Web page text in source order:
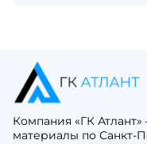
Компания «ГК
материалы по Санкт-